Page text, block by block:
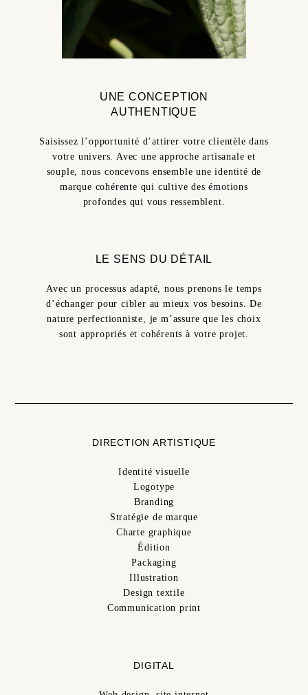
UNE CONCEPTION
AUTHENTIQUE
Saisissez l’opportunité d’attirer votre clientèle dans
votre univers. Avec une approche artisanale et
souple, nous concevons ensemble une identité de
marque cohérente qui cultive des émotions
profondes qui vous ressemblent.
LE SENS DU DÉTAIL
Avec un processus adapté, nous prenons le temps
d’échanger pour cibler au mieux vos besoins. De
nature perfectionniste, je m’assure que les choix
sont appropriés et cohérents à votre projet.
DIRECTION ARTISTIQUE
Identité visuelle
Logotype
Branding
Stratégie de marque
Charte graphique
Édition
Packaging
Illustration
Design textile
Communication print
DIGITAL